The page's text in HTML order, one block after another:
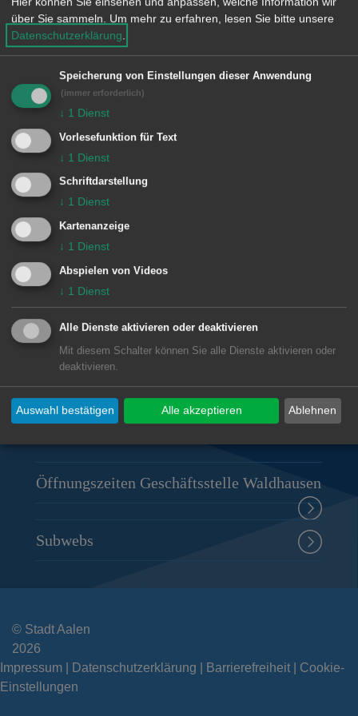
n
Kinder und Jugend
Datum auswählen
Fehler beim Laden der Daten. Bitte
versuchen Sie es später erneut.
Unsere Anschrift
Geschäftsstelle Waldhausen
Deutschordenstraße 19
07367 9618-0
Öffnungszeiten Geschäftsstelle Waldhausen
Subwebs
© Stadt Aalen
2026
Impressum
Datenschutzerklärung Barrierefreiheit
Cookie-
Einstellungen
über Sie sammeln.
Um mehr zu erfahren, lesen Sie bitte unsere
Datenschutzerklärung
Speicherung von Einstellungen dieser Anwendung
(immer erforderlich)
↓ 1 Dienst
Vorlesefunktion für Text
↓ 1 Dienst
Schriftdarstellung
↓ 1 Dienst
Kartenanzeige
↓ 1 Dienst
Abspielen von Videos
↓ 1 Dienst
Alle Dienste aktivieren oder deaktivieren
Mit diesem Schalter können Sie alle Dienste aktivieren oder
deaktivieren.
Ablehnen
Auswahl bestätigen Alle akzeptieren